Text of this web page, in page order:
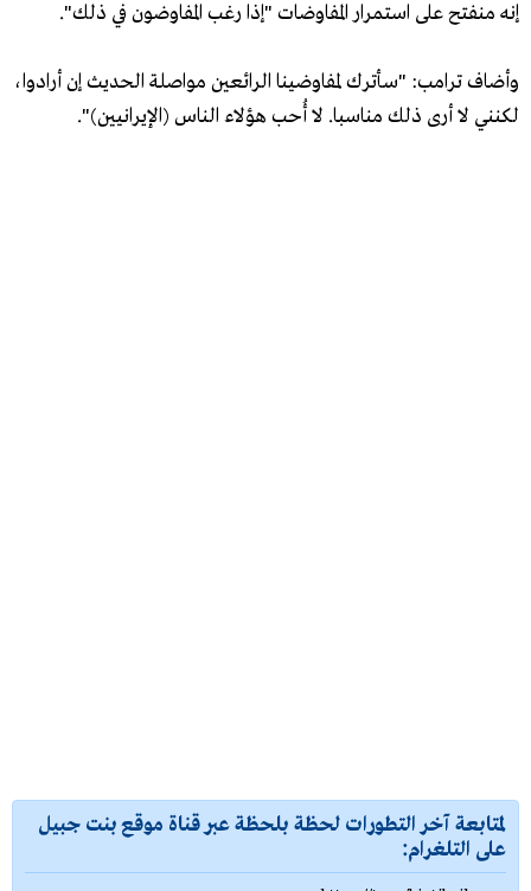
إنه منفتح على استمرار المفاوضات "إذا رغب المفاوضون في ذلك".
وأضاف ترامب: "سأترك لمفاوضينا الرائعين مواصلة الحديث إن أرادوا،
لكنني لا أرى ذلك مناسبا. لا أُحب هؤلاء الناس (الإيرانيين)".
لمتابعة آخر التطورات لحظة بلحظة عبر قناة موقع بنت جبيل
على التلغرام: